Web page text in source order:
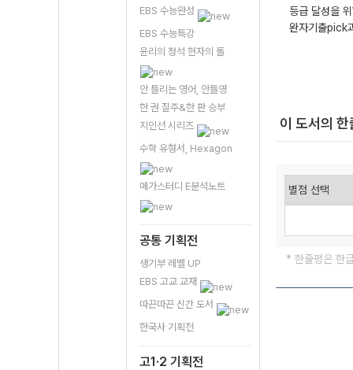
EBS 수능완성
EBS 수능특강
윤리의 정석 현자의 돌
안 틀리는 영어, 안틀영
한 권 질주&한 판 승부
지인선 시리즈
수학 유형서, Hexagon
메가스터디 E분석노트
공통 기획전
생기부 레벨 UP
EBS 고교 교재
따끈따끈 신간 도서
한국사 기획전
고1·2 기획전
등급 달성을
완자기출pick
이 도서의 한
* 한줄평은 한